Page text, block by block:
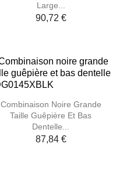
Large...
90,72 €
Combinaison Noire Grande
Taille Guêpière Et Bas
Dentelle...
87,84 €